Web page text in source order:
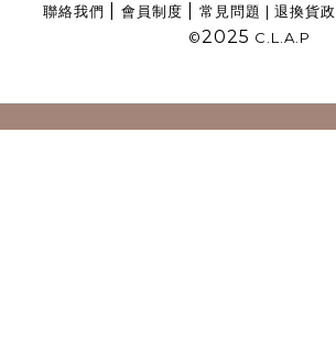
聯絡我們 會員制度 常見問題 | 退換貨
©2025 C.L.A.P